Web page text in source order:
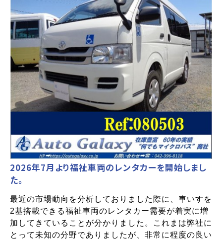
2026年7月より福祉車両のレンタカーを開始しまし
た。
最近の市場動向を分析しておりました際に、車いすを
2基搭載できる福祉車両のレンタカー需要が着実に増
加してきていることが分かりました。これまは弊社に
とって未知の分野でありましたが、非常に程度の良い